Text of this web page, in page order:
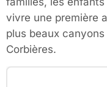
vivre une première
plus beaux
Corbières.